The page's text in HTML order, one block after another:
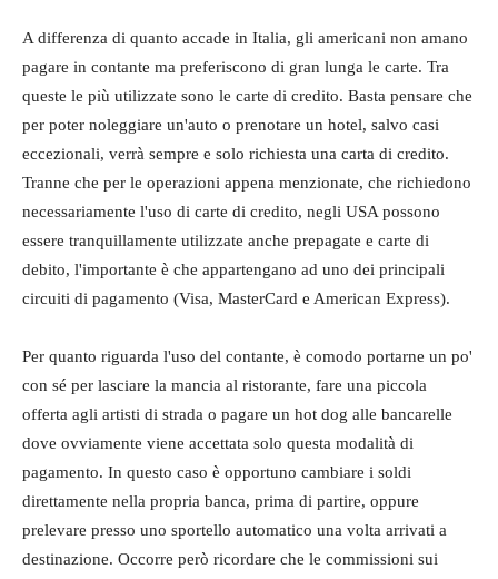
A differenza di quanto accade in Italia, gli americani non amano
pagare in contante ma preferiscono di gran lunga le carte. Tra
queste le più utilizzate sono le carte di credito. Basta pensare che
per poter noleggiare un'auto o prenotare un hotel, salvo casi
eccezionali, verrà sempre e solo richiesta una carta di credito.
Tranne che per le operazioni appena menzionate, che richiedono
necessariamente l'uso di carte di credito, negli USA possono
essere tranquillamente utilizzate anche prepagate e carte di
debito, l'importante è che appartengano ad uno dei principali
circuiti di pagamento (Visa, MasterCard e American Express).
Per quanto riguarda l'uso del contante, è comodo portarne un po'
con sé per lasciare la mancia al ristorante, fare una piccola
offerta agli artisti di strada o pagare un hot dog alle bancarelle
dove ovviamente viene accettata solo questa modalità di
pagamento. In questo caso è opportuno cambiare i soldi
direttamente nella propria banca, prima di partire, oppure
prelevare presso uno sportello automatico una volta arrivati a
destinazione. Occorre però ricordare che le commissioni sui